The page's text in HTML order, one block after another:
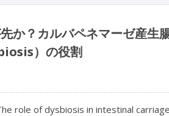
か？カルバペネマーゼ産生
）の役割
role of dysbiosis in intestinal